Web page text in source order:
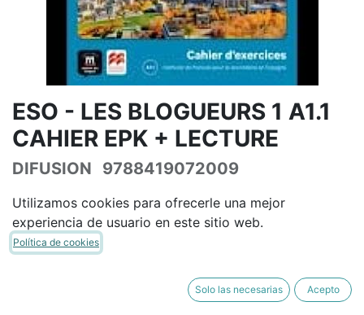
ESO - LES BLOGUEURS 1 A1.1
CAHIER EPK + LECTURE
DIFUSION
9788419072009
(0 reseña)
27,16€ 31,95
Utilizamos cookies para ofrecerle una mejor
experiencia de usuario en este sitio web.
Política de cookies
Solo las necesarias Acepto